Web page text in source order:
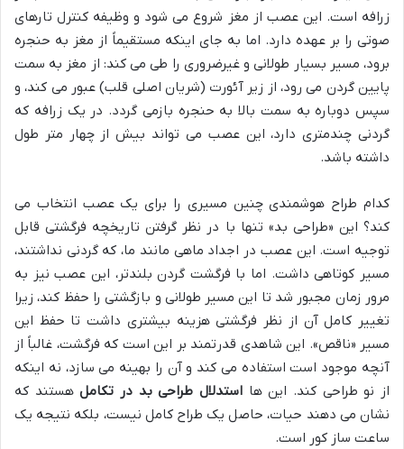
زرافه است. این عصب از مغز شروع می شود و وظیفه کنترل تارهای
صوتی را بر عهده دارد. اما به جای اینکه مستقیماً از مغز به حنجره
برود، مسیر بسیار طولانی و غیرضروری را طی می کند: از مغز به سمت
پایین گردن می رود، از زیر آئورت (شریان اصلی قلب) عبور می کند، و
سپس دوباره به سمت بالا به حنجره بازمی گردد. در یک زرافه که
گردنی چندمتری دارد، این عصب می تواند بیش از چهار متر طول
داشته باشد.
کدام طراح هوشمندی چنین مسیری را برای یک عصب انتخاب می
کند؟ این «طراحی بد» تنها با در نظر گرفتن تاریخچه فرگشتی قابل
توجیه است. این عصب در اجداد ماهی مانند ما، که گردنی نداشتند،
مسیر کوتاهی داشت. اما با فرگشت گردن بلندتر، این عصب نیز به
مرور زمان مجبور شد تا این مسیر طولانی و بازگشتی را حفظ کند، زیرا
تغییر کامل آن از نظر فرگشتی هزینه بیشتری داشت تا حفظ این
مسیر «ناقص». این شاهدی قدرتمند بر این است که فرگشت، غالباً از
آنچه موجود است استفاده می کند و آن را بهینه می سازد، نه اینکه
از نو طراحی کند. این ها استدلال طراحی بد در تکاملهستند که
نشان می دهند حیات، حاصل یک طراح کامل نیست، بلکه نتیجه یک
ساعت ساز کور است.